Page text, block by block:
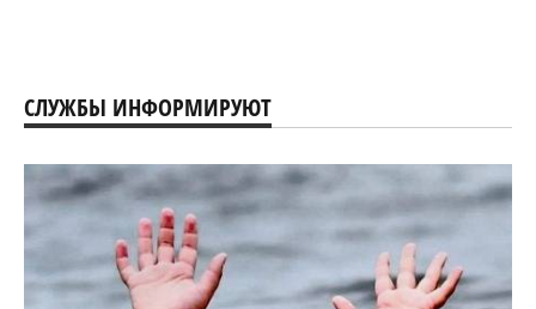
СЛУЖБЫ ИНФОРМИРУЮТ